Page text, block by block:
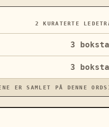
2 KURATERTE
3
3
ER SAMLET PÅ DENNE